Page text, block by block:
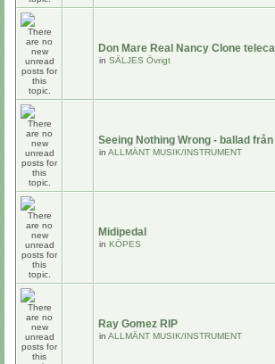
Don Mare Real Nancy Clone
in SÄLJES Övrigt
Seeing Nothing Wrong - ballad
in ALLMÄNT MUSIK/INSTRUMENT
Midipedal
in KÖPES
Ray Gomez RIP
in ALLMÄNT MUSIK/INSTRUMENT